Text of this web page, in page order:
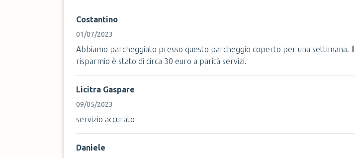
Costantino
01/07/2023
Abbiamo parcheggiato presso questo parcheggio coperto per una settimana. Il
risparmio è stato di circa 30 euro a parità servizi.
Licitra Gaspare
09/05/2023
servizio accurato
Daniele